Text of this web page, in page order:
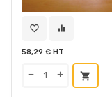
favorite_border equalizer
58,29 € HT
shopping_cart